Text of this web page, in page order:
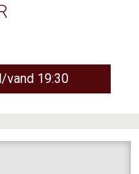
vand 19:30